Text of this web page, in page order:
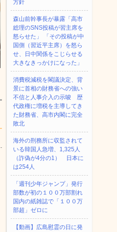
方針
森山前幹事長が暴露「高市
総理のSNS投稿が習主席を
怒らせた」 「その投稿が中
国側（習近平主席）を怒ら
せ、日中関係をこじらせる
大きなきっかけになった」
消費税減税を閣議決定、背
景に首相の財務省への強い
不信と人事介入の示唆 歴
代政権に増税を主導してき
た財務省、高市内閣に完全
敗北
海外の刑務所に収監されて
いる韓国人急増、1,325人
（詐偽が4分の1） 日本に
は254人
「週刊少年ジャンプ」発行
部数が初の１００万部割れ
国内の紙雑誌で「１００万
部超」ゼロに
【動画】広島慰霊の日に発